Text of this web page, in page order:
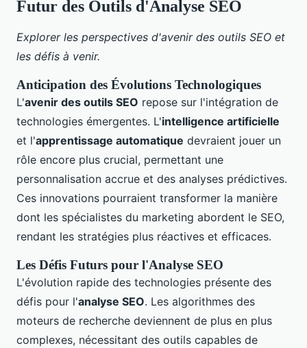
Futur des Outils d'Analyse SEO
Explorer les perspectives d'avenir des outils SEO et
les défis à venir.
Anticipation des Évolutions Technologiques
L'avenir des outils SEO repose sur l'intégration de
technologies émergentes. L'intelligence artificielle
et l'apprentissage automatique devraient jouer un
rôle encore plus crucial, permettant une
personnalisation accrue et des analyses prédictives.
Ces innovations pourraient transformer la manière
dont les spécialistes du marketing abordent le SEO,
rendant les stratégies plus réactives et efficaces.
Les Défis Futurs pour l'Analyse SEO
L'évolution rapide des technologies présente des
défis pour l'analyse SEO. Les algorithmes des
moteurs de recherche deviennent de plus en plus
complexes, nécessitant des outils capables de